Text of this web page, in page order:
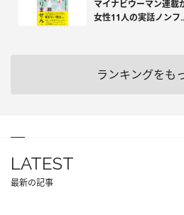
マイナビウーマン連
女性11人の実話ノンフ
ランキングをも
LATEST
最新の記事